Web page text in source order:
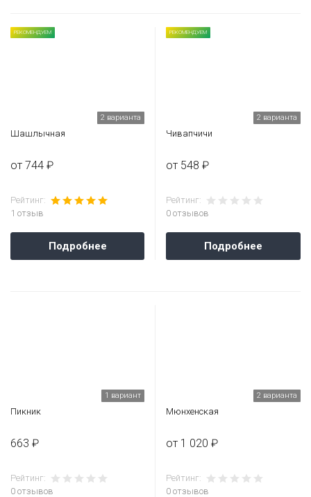
РЕКОМЕНДУЕМ
2 варианта
Шашлычная
от 744 ₽
Рейтинг:
1 отзыв
Подробнее
РЕКОМЕНДУЕМ
2 варианта
Чивапчичи
от 548 ₽
Рейтинг:
0 отзывов
Подробнее
1 вариант
Пикник
663 ₽
Рейтинг:
0 отзывов
2 варианта
Мюнхенская
от 1 020 ₽
Рейтинг:
0 отзывов